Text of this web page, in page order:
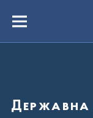
вмістуMenu
Державна